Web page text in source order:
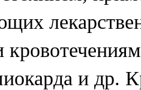
и др.